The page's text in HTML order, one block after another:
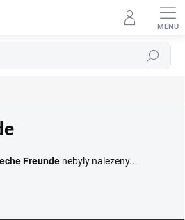
Hledat
Freunde nebyly nalezeny...